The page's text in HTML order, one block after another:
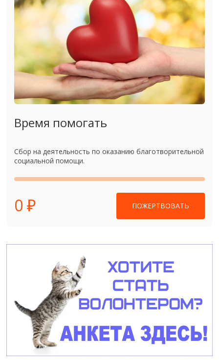
Время помогать
Сбор на деятельность по оказанию благотворительной
социальной помощи.
0 ₽ ПОЖЕРТВОВАТЬ